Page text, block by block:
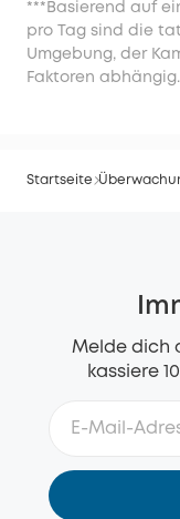
***Basierend auf
pro Tag sind die
Umgebung, der
Faktoren abhängig.
Startseite
Melde dich
kassiere